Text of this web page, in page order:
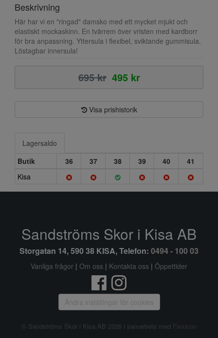
Beskrivning
Här har vi en "ringad" damsko med ett mycket mjukt och
elastiskt mockaskinn. En tvärrem över vristen med kardborr
för bra anpassning. Yttersula i flexibel, sviktande gummisula.
Löstagbar innersula!
695 kr 495 kr
Visa prishistorik
Lagersaldo
Butik
36 37 38 39 40
41
Kisa
Sandströms Skor i Kisa AB
Storgatan 14, 590 38 KISA, Telefon: 0494 - 100 03
Vanliga frågor | Om oss | Kontakta oss | Öppettider
Ändra inställingar för cookies
© Sandströms Skor i Kisa AB 2026 i samarbete med Flexicon